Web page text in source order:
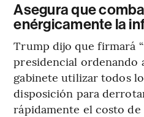
Asegura que
enérgicamente la
Trump dijo que firmará
presidencial ordenando
gabinete utilizar todos
disposición para
rápidamente el costo de